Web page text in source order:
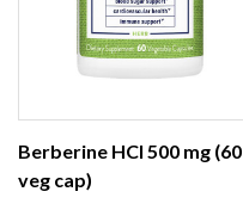
Berberine HCl 500 mg (60
veg cap)